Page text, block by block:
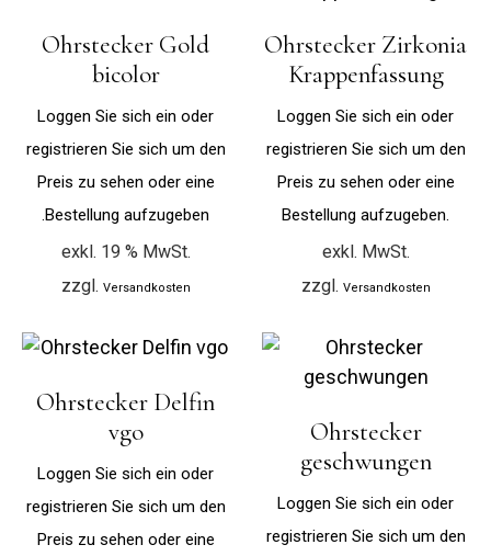
Ohrstecker Gold
bicolor
Loggen Sie sich ein oder
registrieren Sie sich um den
Preis zu sehen oder eine
Bestellung aufzugeben.
exkl. 19 % MwSt.
zzgl. Versandkosten
Ohrstecker Zirkonia
Krappenfassung
Loggen Sie sich ein oder
registrieren Sie sich um den
Preis zu sehen oder eine
Bestellung aufzugeben.
exkl. MwSt.
zzgl. Versandkosten
Ohrstecker Delfin
vgo
Loggen Sie sich ein oder
registrieren Sie sich um den
Preis zu sehen oder eine
Ohrstecker
geschwungen
Loggen Sie sich ein oder
registrieren Sie sich um den